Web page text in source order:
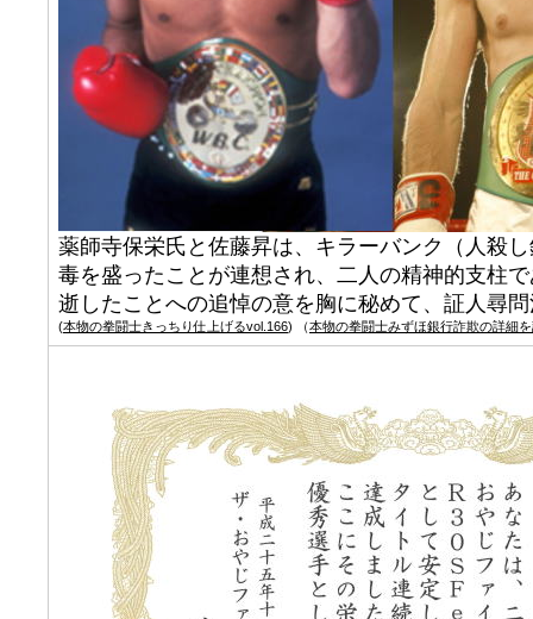
薬師寺保栄氏と佐藤昇は、キラーバンク（人殺
毒を盛ったことが連想され、二人の精神的支柱
逝したことへの追悼の意を胸に秘めて、証人尋
(本物の拳闘士きっちり仕上げるvol.166) （本物の拳闘士みずほ銀行詐欺の詳細